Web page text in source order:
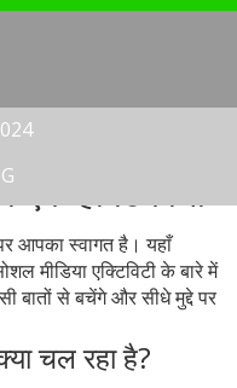
एक ही ठिकाना
आपका स्वागत है। यहाँ
मीडिया एक्टिविटी के बारे में
बातों से बचेंगे और सीधे मुद्दे पर
चल रहा है?